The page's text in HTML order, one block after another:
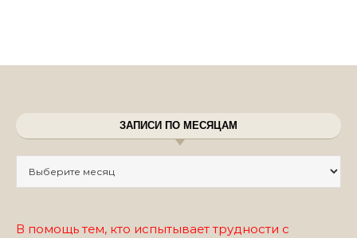
ЗАПИСИ ПО МЕСЯЦАМ
В помощь тем, кто испытывает трудности с